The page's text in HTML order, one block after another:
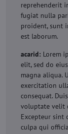
reprehenderit
fugiat nulla
proident, sunt
est laborum.
acarid: Lorem
elit, sed do
magna aliqua.
exercitation
consequat.
voluptate velit
Excepteur sint
culpa qui